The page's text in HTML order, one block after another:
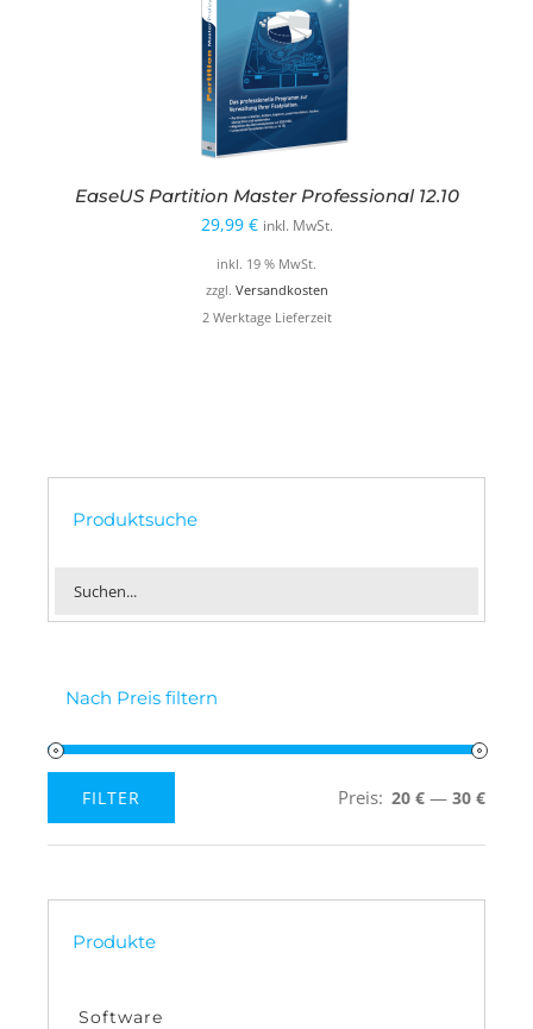
EaseUS Partition Master Professional 12.10
29,99 € inkl. MwSt.
inkl. 19 % MwSt.
zzgl. Versandkosten
2 Werktage Lieferzeit
Produktsuche
Nach Preis filtern
Preis
Preis
FILTER Preis: 20 € — 30 €
Produkte
Software